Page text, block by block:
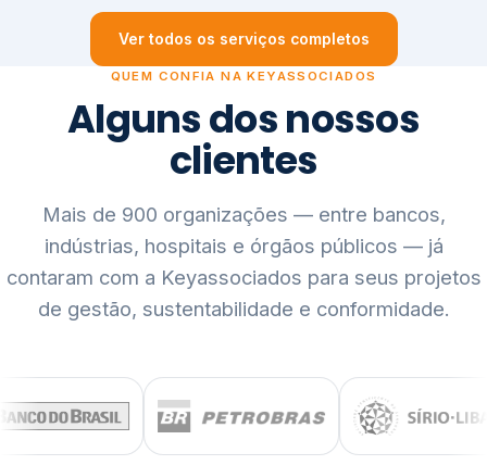
Ver todos os serviços completos
QUEM CONFIA NA KEYASSOCIADOS
Alguns dos nossos
clientes
Mais de 900 organizações — entre bancos,
indústrias, hospitais e órgãos públicos — já
contaram com a Keyassociados para seus projetos
de gestão, sustentabilidade e conformidade.